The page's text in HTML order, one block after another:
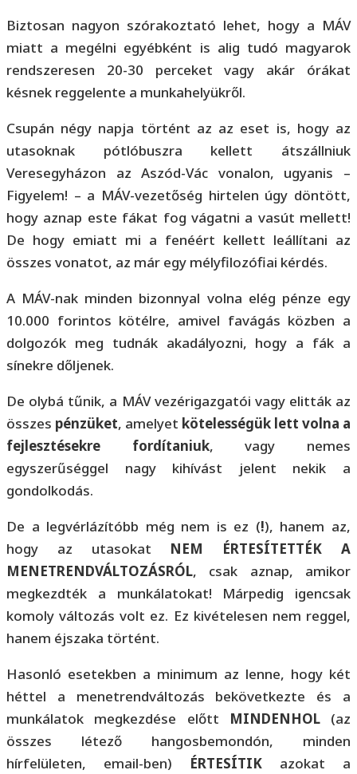
Biztosan nagyon szórakoztató lehet, hogy a MÁV
miatt a megélni egyébként is alig tudó magyarok
rendszeresen 20-30 perceket vagy akár órákat
késnek reggelente a munkahelyükről.
Csupán négy napja történt az az eset is, hogy az
utasoknak pótlóbuszra kellett átszállniuk
Veresegyházon az Aszód-Vác vonalon, ugyanis –
Figyelem! – a MÁV-vezetőség hirtelen úgy döntött,
hogy aznap este fákat fog vágatni a vasút mellett!
De hogy emiatt mi a fenéért kellett leállítani az
összes vonatot, az már egy mélyfilozófiai kérdés.
A MÁV-nak minden bizonnyal volna elég pénze egy
10.000 forintos kötélre, amivel favágás közben a
dolgozók meg tudnák akadályozni, hogy a fák a
sínekre dőljenek.
De olybá tűnik, a MÁV vezérigazgatói vagy elitták az
összes pénzüket, amelyet kötelességük lett volna a
fejlesztésekre fordítaniuk, vagy nemes
egyszerűséggel nagy kihívást jelent nekik a
gondolkodás.
De a legvérlázítóbb még nem is ez (!), hanem az,
hogy az utasokat NEM ÉRTESÍTETTÉK A
MENETRENDVÁLTOZÁSRÓL, csak aznap, amikor
megkezdték a munkálatokat! Márpedig igencsak
komoly változás volt ez. Ez kivételesen nem reggel,
hanem éjszaka történt.
Hasonló esetekben a minimum az lenne, hogy két
héttel a menetrendváltozás bekövetkezte és a
munkálatok megkezdése előtt MINDENHOL(az
összes létező hangosbemondón, minden
hírfelületen, email-ben) ÉRTESÍTIK azokat a